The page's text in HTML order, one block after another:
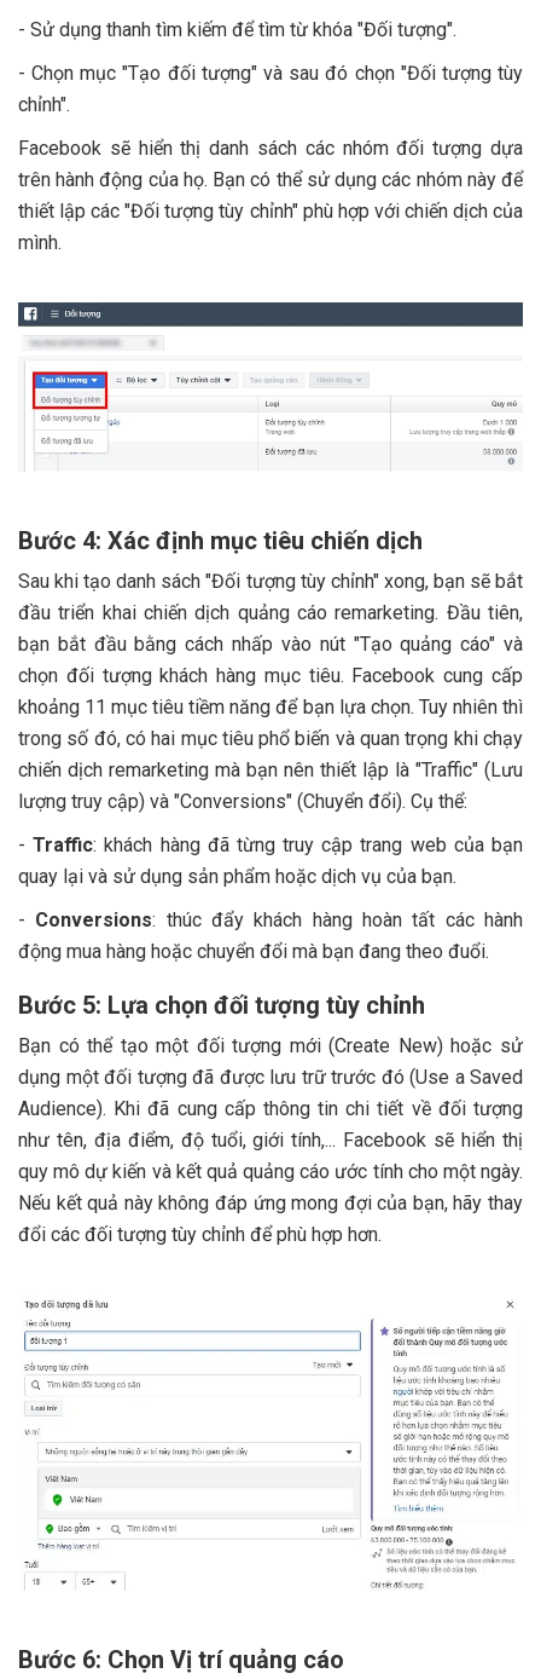
- Sử dụng thanh tìm kiếm để tìm từ khóa "Đối tượng".
- Chọn mục "Tạo đối tượng" và sau đó chọn "Đối tượng tùy
chỉnh".
Facebook sẽ hiển thị danh sách các nhóm đối tượng dựa
trên hành động của họ. Bạn có thể sử dụng các nhóm này để
thiết lập các "Đối tượng tùy chỉnh" phù hợp với chiến dịch của
mình.
Bước 4: Xác định mục tiêu chiến dịch
Sau khi tạo danh sách "Đối tượng tùy chỉnh" xong, bạn sẽ bắt
đầu triển khai chiến dịch quảng cáo remarketing. Đầu tiên,
bạn bắt đầu bằng cách nhấp vào nút "Tạo quảng cáo" và
chọn đối tượng khách hàng mục tiêu. Facebook cung cấp
khoảng 11 mục tiêu tiềm năng để bạn lựa chọn. Tuy nhiên thì
trong số đó, có hai mục tiêu phổ biến và quan trọng khi chạy
chiến dịch remarketing mà bạn nên thiết lập là "Traffic" (Lưu
lượng truy cập) và "Conversions" (Chuyển đổi). Cụ thể:
- Traffic: khách hàng đã từng truy cập trang web của bạn
quay lại và sử dụng sản phẩm hoặc dịch vụ của bạn.
- Conversions: thúc đẩy khách hàng hoàn tất các hành
động mua hàng hoặc chuyển đổi mà bạn đang theo đuổi.
Bước 5: Lựa chọn đối tượng tùy chỉnh
Bạn có thể tạo một đối tượng mới (Create New) hoặc sử
dụng một đối tượng đã được lưu trữ trước đó (Use a Saved
Audience). Khi đã cung cấp thông tin chi tiết về đối tượng
như tên, địa điểm, độ tuổi, giới tính,... Facebook sẽ hiển thị
quy mô dự kiến và kết quả quảng cáo ước tính cho một ngày.
Nếu kết quả này không đáp ứng mong đợi của bạn, hãy thay
đổi các đối tượng tùy chỉnh để phù hợp hơn.
Bước 6: Chọn Vị trí quảng cáo